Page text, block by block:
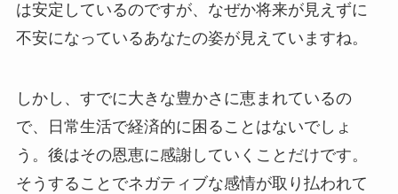
は安定しているのですが、なぜか将来が見えずに
不安になっているあなたの姿が見えていますね。
しかし、すでに大きな豊かさに恵まれているの
で、日常生活で経済的に困ることはないでしょ
う。後はその恩恵に感謝していくことだけです。
そうすることでネガティブな感情が取り払われて